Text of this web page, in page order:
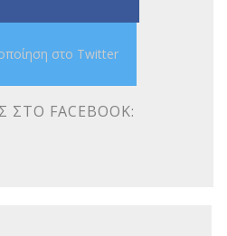
στο Twitter
ΣΤΟ FACEBOOK: